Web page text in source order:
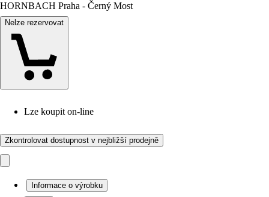
HORNBACH Praha - Černý Most
Nelze rezervovat
Lze koupit on-line
Zkontrolovat dostupnost v nejbližší prodejně
Informace o výrobku